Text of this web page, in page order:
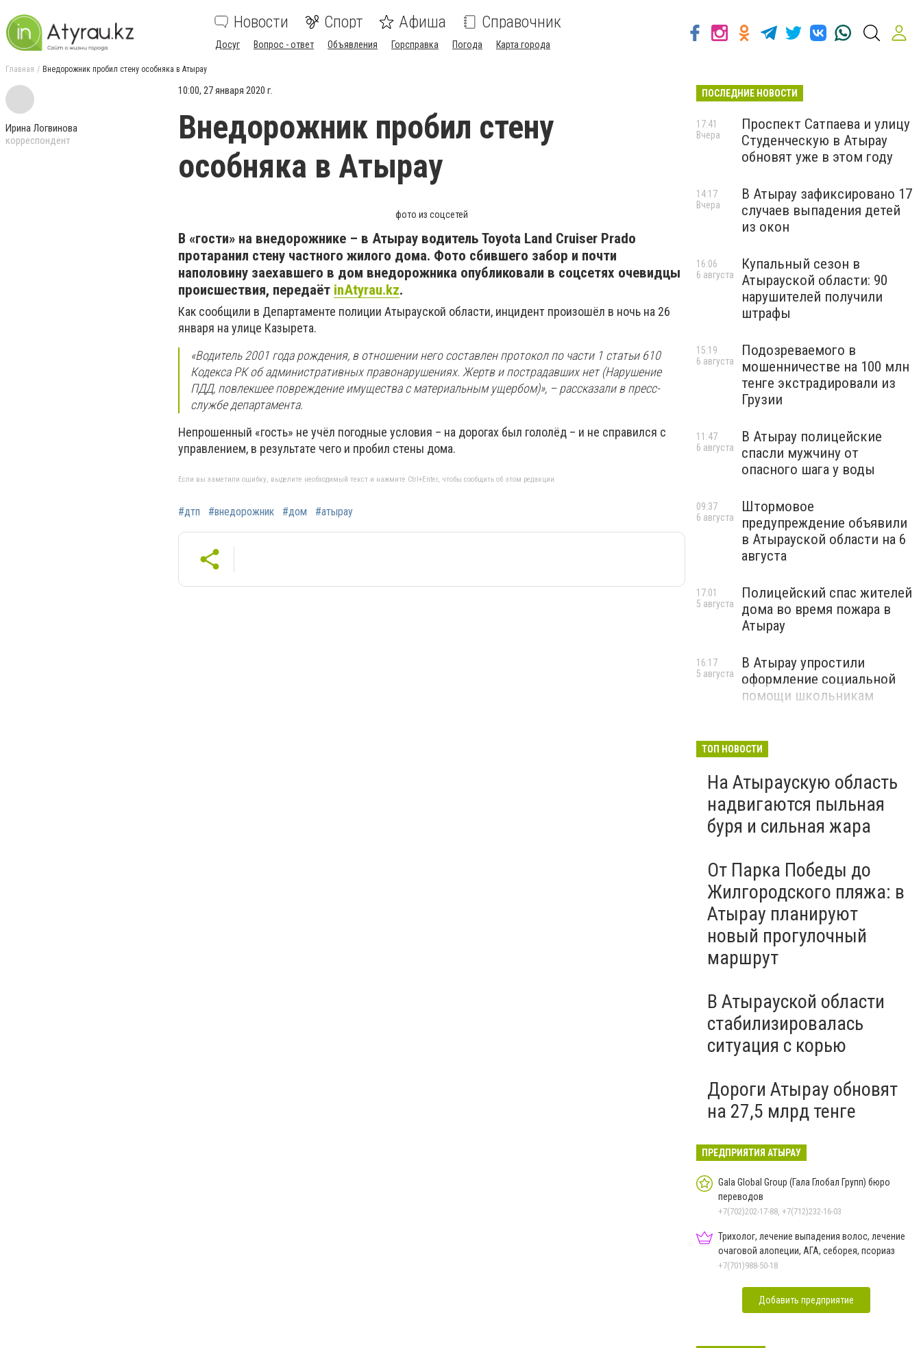
Новости Спорт Афиша Справочник
Досуг Вопрос - ответ Объявления Горсправка Погода Карта города
Главная Внедорожник пробил стену особняка в Атырау
Ирина Логвинова
корреспондент
10:00, 27 января 2020 г.
Внедорожник пробил стену
особняка в Атырау
фото из соцсетей
В «гости» на внедорожнике – в Атырау водитель Toyota Land Cruiser Prado
протаранил стену частного жилого дома. Фото сбившего забор и почти
наполовину заехавшего в дом внедорожника опубликовали в соцсетях очевидцы
происшествия, передаёт inAtyrau.kz.
Как сообщили в Департаменте полиции Атырауской области, инцидент произошёл в ночь на 26
января на улице Казырета.
«Водитель 2001 года рождения, в отношении него составлен протокол по части 1 статьи 610
Кодекса РК об административных правонарушениях. Жертв и пострадавших нет (Нарушение
ПДД, повлекшее повреждение имущества с материальным ущербом)», – рассказали в пресс-
службе департамента.
Непрошенный «гость» не учёл погодные условия – на дорогах был гололёд – и не справился с
управлением, в результате чего и пробил стены дома.
Если вы заметили ошибку, выделите необходимый текст и нажмите Ctrl+Enter, чтобы сообщить об этом редакции
#дтп #внедорожник #дом #атырау
ПОСЛЕДНИЕ НОВОСТИ
Проспект Сатпаева и улицу
Студенческую в Атырау
обновят уже в этом году
17:41
Вчера
В Атырау зафиксировано 17
случаев выпадения детей
из окон
14:17
Вчера
Купальный сезон в
Атырауской области: 90
нарушителей получили
штрафы
16:06
6 августа
Подозреваемого в
мошенничестве на 100 млн
тенге экстрадировали из
Грузии
15:19
6 августа
В Атырау полицейские
спасли мужчину от
опасного шага у воды
11:47
6 августа
Штормовое
предупреждение объявили
в Атырауской области на 6
августа
09:37
6 августа
Полицейский спас жителей
дома во время пожара в
Атырау
17:01
5 августа
В Атырау упростили
оформление социальной
помощи школьникам
16:17
5 августа
ТОП НОВОСТИ
На Атыраускую область
надвигаются пыльная
буря и сильная жара
От Парка Победы до
Жилгородского пляжа: в
Атырау планируют
новый прогулочный
маршрут
В Атырауской области
стабилизировалась
ситуация с корью
Дороги Атырау обновят
на 27,5 млрд тенге
ПРЕДПРИЯТИЯ АТЫРАУ
Gala Global Group (Гала Глобал Групп) бюро
переводов
+7(702)202-17-88, +7(712)232-16-03
Трихолог, лечение выпадения волос, лечение
очаговой алопеции, АГА, себорея, псориаз
+7(701)988-50-18
Добавить предприятие